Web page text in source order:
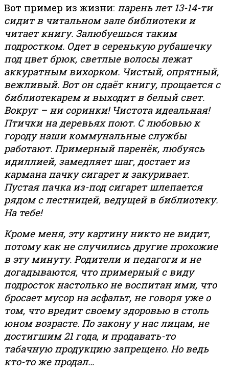
Вот пример из жизни: парень лет 13-14-ти
сидит в читальном зале библиотеки и
читает книгу. Залюбуешься таким
подростком. Одет в серенькую рубашечку
под цвет брюк, светлые волосы лежат
аккуратным вихорком. Чистый, опрятный,
вежливый. Вот он сдаёт книгу, прощается с
библиотекарем и выходит в белый свет.
Вокруг – ни соринки! Чистота идеальная!
Птички на деревьях поют. С любовью к
городу наши коммунальные службы
работают. Примерный паренёк, любуясь
идиллией, замедляет шаг, достает из
кармана пачку сигарет и закуривает.
Пустая пачка из-под сигарет шлепается
рядом с лестницей, ведущей в библиотеку.
На тебе!
Кроме меня, эту картину никто не видит,
потому как не случились другие прохожие
в эту минуту. Родители и педагоги и не
догадываются, что примерный с виду
подросток настолько не воспитан ими, что
бросает мусор на асфальт, не говоря уже о
том, что вредит своему здоровью в столь
юном возрасте. По закону у нас лицам, не
достигшим 21 года, и продавать-то
табачную продукцию запрещено. Но ведь
кто-то же продал…